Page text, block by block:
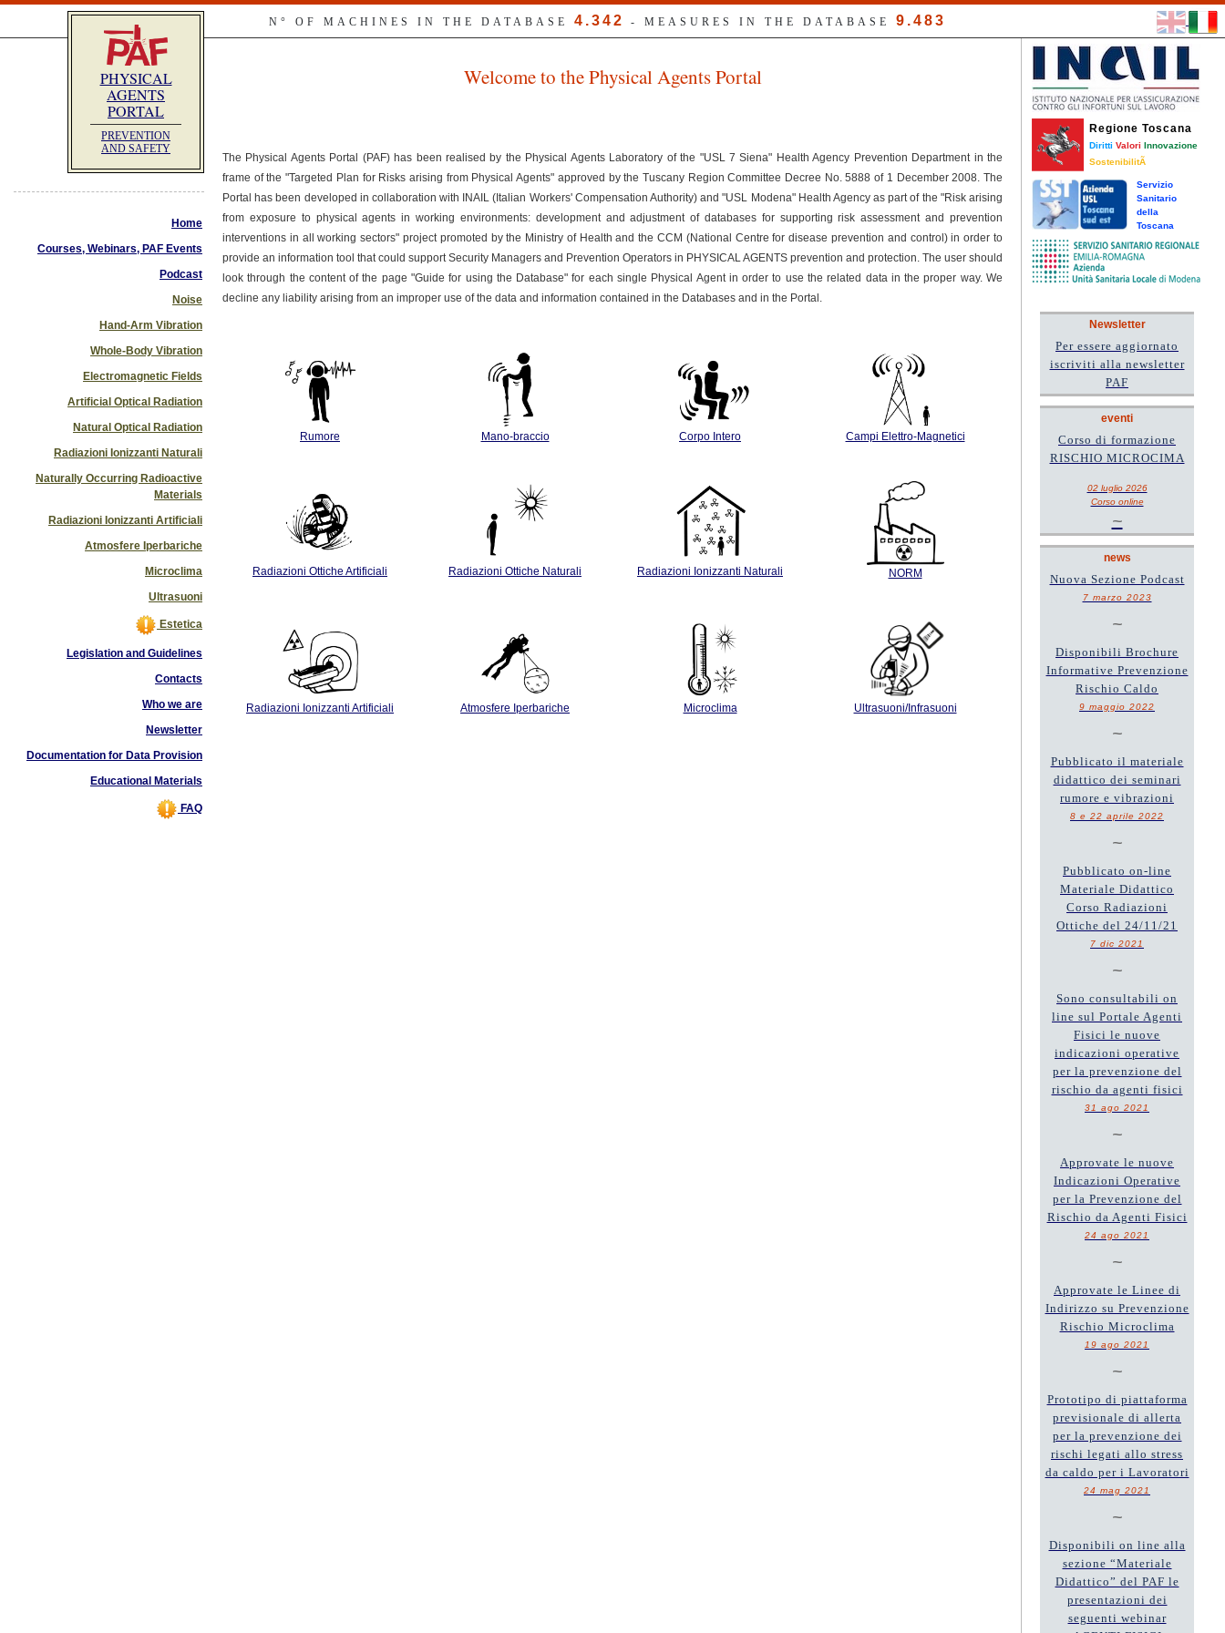
N° OF MACHINES IN THE DATABASE 4.342 - MEASURES IN THE DATABASE 9.483
PHYSICAL
AGENTS
PORTAL
PREVENTION
AND SAFETY
Home
Courses, Webinars, PAF Events
Podcast
Noise
Hand-Arm Vibration
Whole-Body Vibration
Electromagnetic Fields
Artificial Optical Radiation
Natural Optical Radiation
Radiazioni Ionizzanti Naturali
Naturally Occurring Radioactive
Materials
Radiazioni Ionizzanti Artificiali
Atmosfere Iperbariche
Microclima
Ultrasuoni
Estetica
Legislation and Guidelines
Contacts
Who we are
Newsletter
Documentation for Data Provision
Educational Materials
FAQ
Welcome to the Physical Agents Portal
The Physical Agents Portal (PAF) has been realised by the Physical Agents Laboratory of the "USL 7 Siena" Health Agency Prevention Department in the
frame of the "Targeted Plan for Risks arising from Physical Agents" approved by the Tuscany Region Committee Decree No. 5888 of 1 December 2008. The
Portal has been developed in collaboration with INAIL (Italian Workers' Compensation Authority) and "USL Modena" Health Agency as part of the "Risk arising
from exposure to physical agents in working environments: development and adjustment of databases for supporting risk assessment and prevention
interventions in all working sectors" project promoted by the Ministry of Health and the CCM (National Centre for disease prevention and control) in order to
provide an information tool that could support Security Managers and Prevention Operators in PHYSICAL AGENTS prevention and protection. The user should
look through the content of the page "Guide for using the Database" for each single Physical Agent in order to use the related data in the proper way. We
decline any liability arising from an improper use of the data and information contained in the Databases and in the Portal.
Rumore Mano-braccio Corpo Intero Campi Elettro-Magnetici
Radiazioni Ottiche Artificiali Radiazioni Ottiche Naturali Radiazioni Ionizzanti Naturali NORM
Radiazioni Ionizzanti Artificiali Atmosfere Iperbariche Microclima Ultrasuoni/Infrasuoni
Regione Toscana
Diritti Valori Innovazione
SostenibilitÃ
Servizio
Sanitario
della
Toscana
Newsletter
Per essere aggiornato
iscriviti alla newsletter
PAF
eventi
Corso di formazione
RISCHIO MICROCIMA
02 luglio 2026
Corso online
~
news
Nuova Sezione Podcast
7 marzo 2023
~
Disponibili Brochure
Informative Prevenzione
Rischio Caldo
9 maggio 2022
~
Pubblicato il materiale
didattico dei seminari
rumore e vibrazioni
8 e 22 aprile 2022
~
Pubblicato on-line
Materiale Didattico
Corso Radiazioni
Ottiche del 24/11/21
7 dic 2021
~
Sono consultabili on
line sul Portale Agenti
Fisici le nuove
indicazioni operative
per la prevenzione del
rischio da agenti fisici
31 ago 2021
~
Approvate le nuove
Indicazioni Operative
per la Prevenzione del
Rischio da Agenti Fisici
24 ago 2021
~
Approvate le Linee di
Indirizzo su Prevenzione
Rischio Microclima
19 ago 2021
~
Prototipo di piattaforma
previsionale di allerta
per la prevenzione dei
rischi legati allo stress
da caldo per i Lavoratori
24 mag 2021
~
Disponibili on line alla
sezione “Materiale
Didattico” del PAF le
presentazioni dei
seguenti webinar